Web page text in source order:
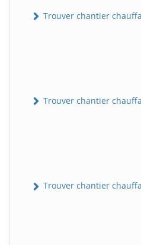
Trouver chantier
Trouver chantier
Trouver chantier